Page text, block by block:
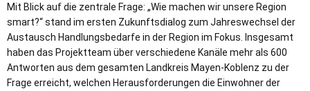
Mit Blick auf die zentrale Frage: „Wie machen wir unsere Region
smart?“ stand im ersten Zukunftsdialog zum Jahreswechsel der
Austausch Handlungsbedarfe in der Region im Fokus. Insgesamt
haben das Projektteam über verschiedene Kanäle mehr als 600
Antworten aus dem gesamten Landkreis Mayen-Koblenz zu der
Frage erreicht, welchen Herausforderungen die Einwohner der